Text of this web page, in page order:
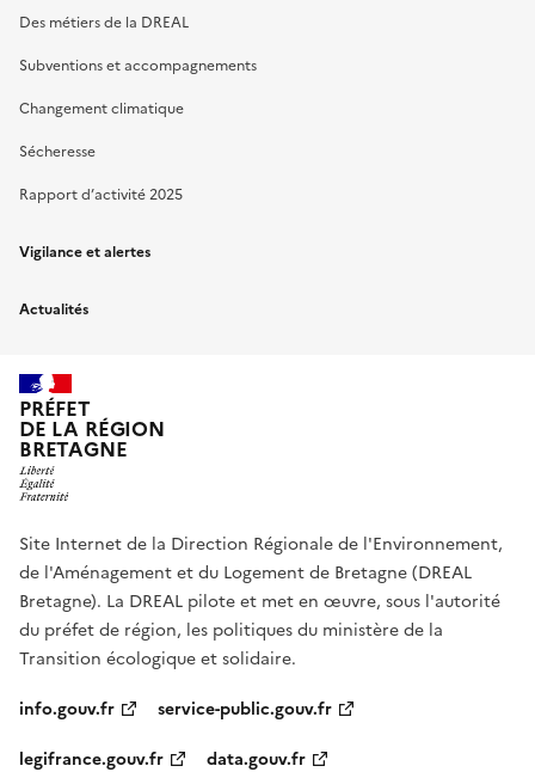
Des métiers de la DREAL
Subventions et accompagnements
Changement climatique
Sécheresse
Rapport d’activité 2025
Vigilance et alertes
Actualités
PRÉFET
DE LA RÉGION
BRETAGNE
Site Internet de la Direction Régionale de l'Environnement,
de l'Aménagement et du Logement de Bretagne (DREAL
Bretagne). La DREAL pilote et met en œuvre, sous l'autorité
du préfet de région, les politiques du ministère de la
Transition écologique et solidaire.
info.gouv.fr
service-public.gouv.fr
legifrance.gouv.fr
data.gouv.fr